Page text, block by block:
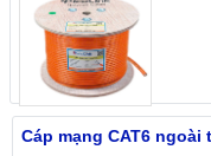
Cáp mạng CAT6